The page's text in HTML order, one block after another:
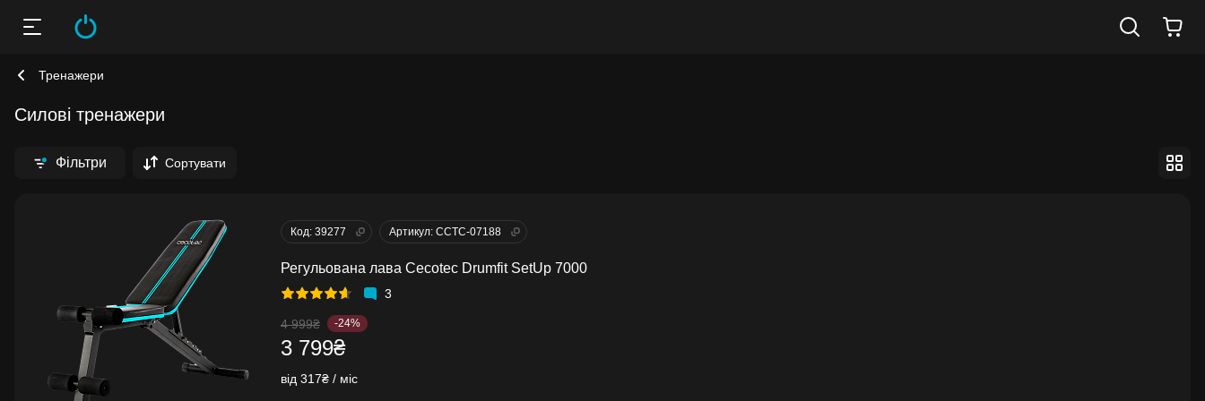
Тренажери
Силові тренажери
Фільтри Сортувати
Код: 39277 Артикул: CCTC-07188
Регульована лава Cecotec Drumfit SetUp 7000
3
4 999₴ -24%
3 799₴
від 317₴ / міс